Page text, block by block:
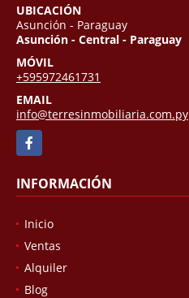
UBICACIÓN
Asunción - Paraguay
Asunción - Central - Paraguay
MÓVIL
+595972461731
EMAIL
info@terresinmobiliaria.com.py
Facebook
INFORMACIÓN
Inicio
Ventas
Alquiler
Blog